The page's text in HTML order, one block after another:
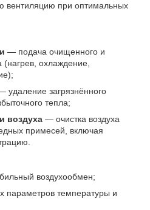
вентиляцию при оптимальных
— подача очищенного и
(нагрев, охлаждение,
удаление загрязнённого
тепла;
воздуха — очистка воздуха
примесей, включая
воздухообмен;
параметров температуры и